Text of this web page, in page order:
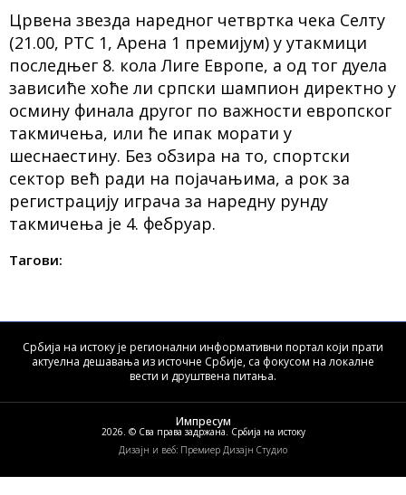
Црвена звезда наредног четвртка чека Селту
(21.00, РТС 1, Арена 1 премијум) у утакмици
последњег 8. кола Лиге Европе, а од тог дуела
зависиће хоће ли српски шампион директно у
осмину финала другог по важности европског
такмичења, или ће ипак морати у
шеснаестину. Без обзира на то, спортски
сектор већ ради на појачањима, а рок за
регистрацију играча за наредну рунду
такмичења је 4. фебруар.
Тагови:
Србија на истоку је регионални информативни портал који прати
актуелна дешавања из источне Србије, са фокусом на локалне
вести и друштвена питања.
2026. © Сва права задржана. Србија на истоку
Импресум
Дизајн и веб: Премиер Дизајн Студио